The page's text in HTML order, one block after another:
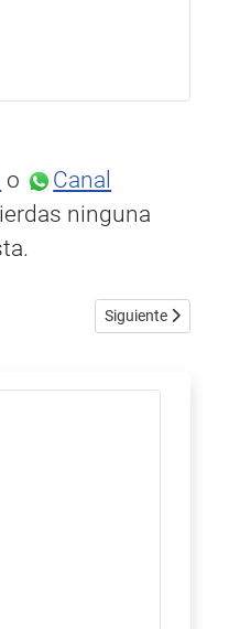
o
Canal
ninguna
Design, la exposición de
Artículo
Siguiente